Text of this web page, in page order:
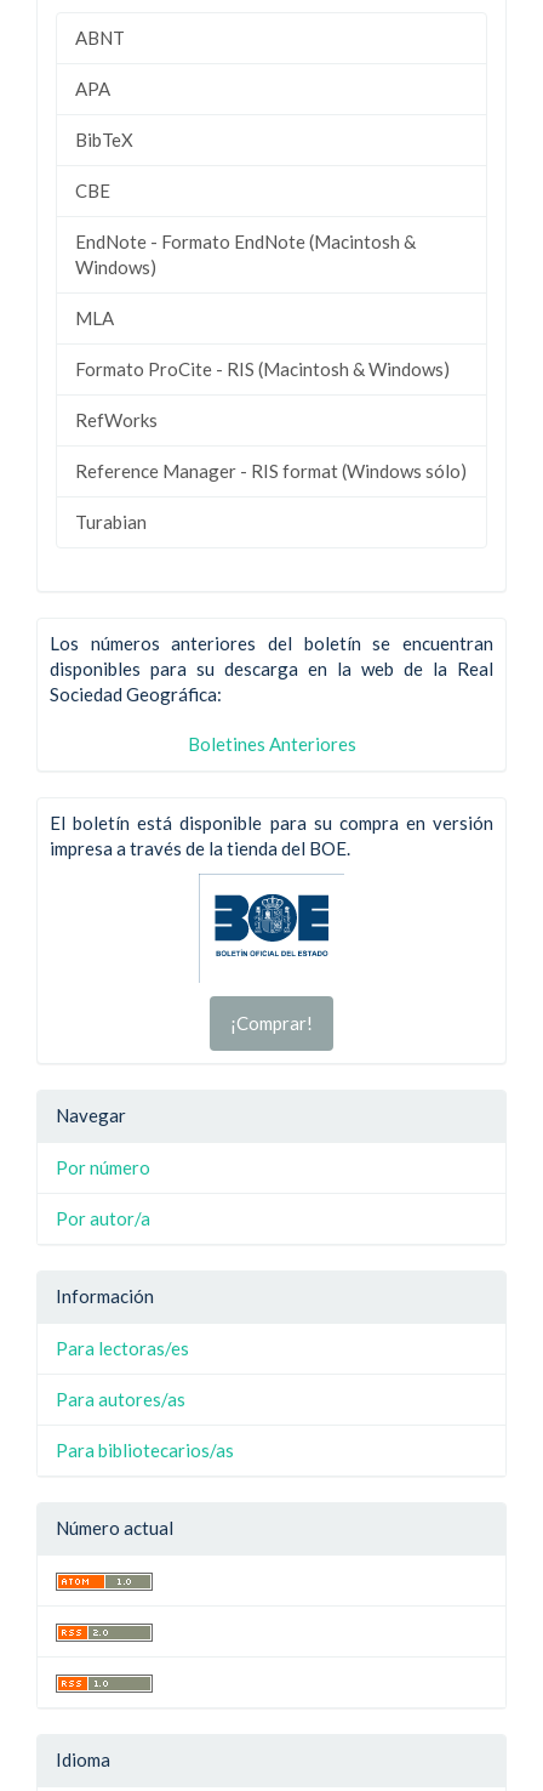
ABNT
APA
BibTeX
CBE
EndNote - Formato EndNote (Macintosh &
Windows)
MLA
Formato ProCite - RIS (Macintosh & Windows)
RefWorks
Reference Manager - RIS format (Windows sólo)
Turabian
Los números anteriores del boletín se encuentran
disponibles para su descarga en la web de la Real
Sociedad Geográfica:
Boletines Anteriores
El boletín está disponible para su compra en versión
impresa a través de la tienda del BOE.
¡Comprar!
Navegar
Por número
Por autor/a
Información
Para lectoras/es
Para autores/as
Para bibliotecarios/as
Número actual
Idioma